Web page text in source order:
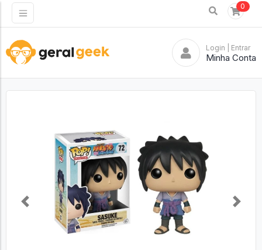
0
Login | Entrar
Minha Conta
Previous Next